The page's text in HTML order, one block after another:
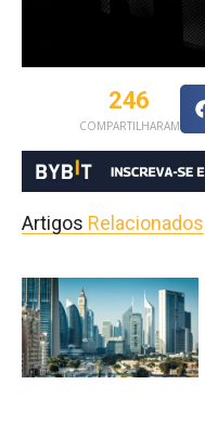
COMPARTILHARAM
246
Artigos Relacionados